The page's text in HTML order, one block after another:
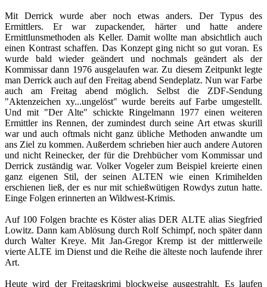
Mit Derrick wurde aber noch etwas anders. Der Typus des
Ermittlers. Er war zupackender, härter und hatte andere
Ermittlunsmethoden als Keller. Damit wollte man absichtlich auch
einen Kontrast schaffen. Das Konzept ging nicht so gut voran. Es
wurde bald wieder geändert und nochmals geändert als der
Kommissar dann 1976 ausgelaufen war. Zu diesem Zeitpunkt legte
man Derrick auch auf den Freitag abend Sendeplatz. Nun war Farbe
auch am Freitag abend möglich. Selbst die ZDF-Sendung
"Aktenzeichen xy...ungelöst" wurde bereits auf Farbe umgestellt.
Und mit "Der Alte" schickte Ringelmann 1977 einen weiteren
Ermittler ins Rennen, der zumindest durch seine Art etwas skurill
war und auch oftmals nicht ganz übliche Methoden anwandte um
ans Ziel zu kommen. Außerdem schrieben hier auch andere Autoren
und nicht Reinecker, der für die Drehbücher vom Kommissar und
Derrick zuständigwar. Volker Vogeler zum Beispiel kreierte einen
ganz eigenen Stil, der seinen ALTEN wie einen Krimihelden
erschienen ließ, der es nur mit schießwütigen Rowdys zutun hatte.
Einge Folgen erinnerten an Wildwest-Krimis.
Auf 100 Folgen brachte es Köster alias DER ALTE alias Siegfried
Lowitz. Dann kam Ablösung durch Rolf Schimpf, noch später dann
durch Walter Kreye. Mit Jan-Gregor Kremp ist der mittlerweile
vierte ALTE im Dienst und die Reihe die älteste noch laufende ihrer
Art.
Heute wird der Freitagskrimi blockweise ausgestrahlt. Es laufen